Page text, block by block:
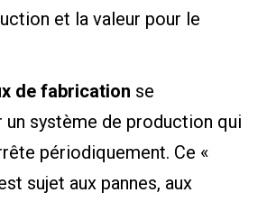
et la valeur pour le
de fabrication se
un système de production qui
périodiquement. Ce «
sujet aux pannes, aux